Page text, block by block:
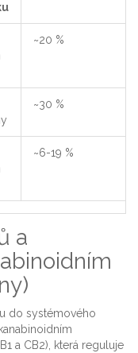
~20 %
~30 %
~6-19 %
a
do systémového
a CB2), která reguluje